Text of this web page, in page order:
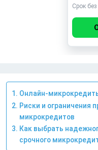
Срок без
Онлайн-
Риски и ограничения
микрокредитов
Как выбрать
срочного